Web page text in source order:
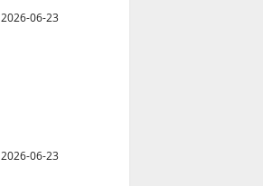
2026-06-23
2026-06-23